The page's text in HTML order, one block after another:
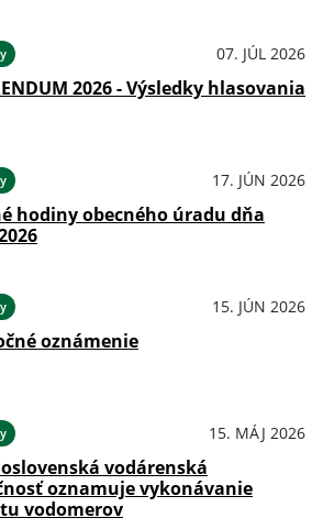
07. JÚL 2026
2026 - Výsledky hlasovania
17. JÚN 2026
hodiny obecného úradu dňa
15. JÚN 2026
oznámenie
15. MÁJ 2026
vodárenská
oznamuje vykonávanie
vodomerov